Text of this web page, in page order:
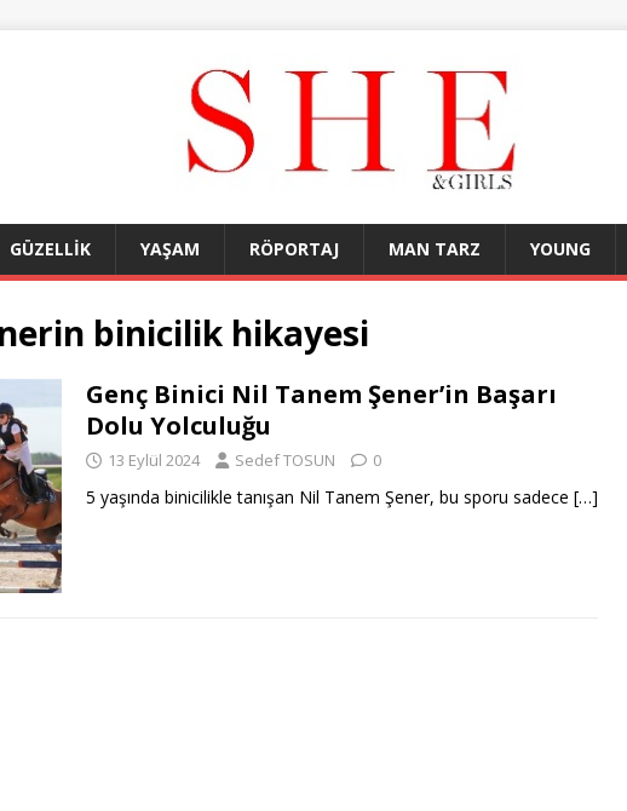
GÜZELLİK YAŞAM RÖPORTAJ MAN TARZ YOUNG
binicilik hikayesi
Genç Binici Nil Tanem Şener’in Başarı
Dolu Yolculuğu
13 Eylül 2024 Sedef TOSUN 0
5 yaşında binicilikle tanışan Nil Tanem Şener, bu sporu sadece […]